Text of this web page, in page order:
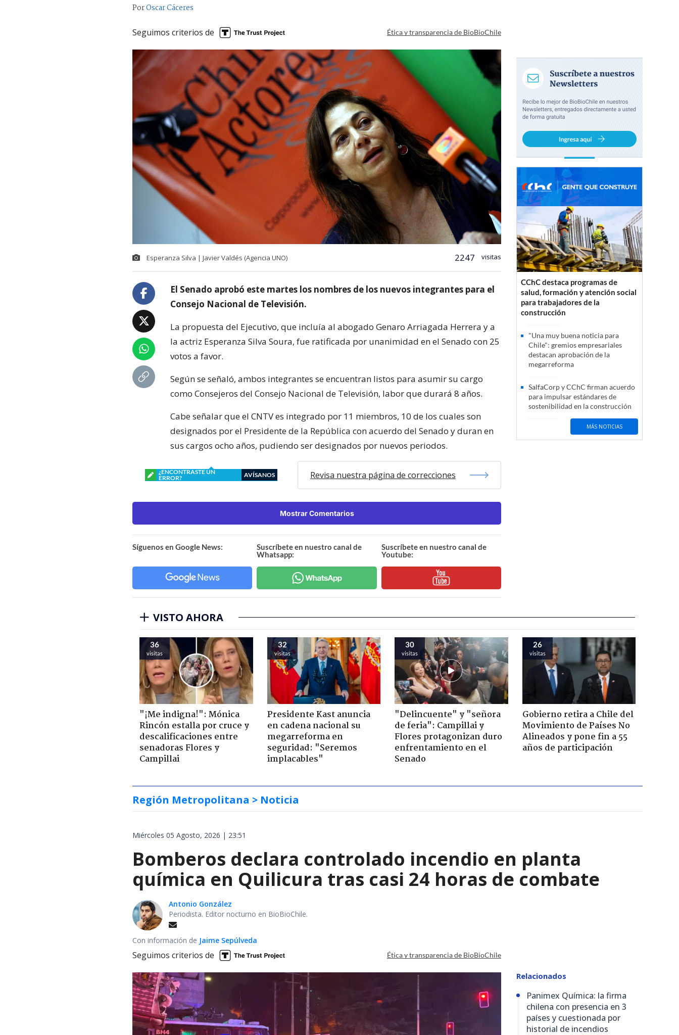
PorOscar Cáceres
Seguimos criterios de Ética y transparencia de BioBioChile
Esperanza Silva | Javier Valdés (Agencia UNO) 2247 visitas
El Senado aprobó este martes los nombres de los nuevos integrantes para el
Consejo Nacional de Televisión.
La propuesta del Ejecutivo, que incluía al abogado Genaro Arriagada Herrera y a
la actriz Esperanza Silva Soura, fue ratificada por unanimidad en el Senado con 25
votos a favor.
Según se señaló, ambos integrantes se encuentran listos para asumir su cargo
como Consejeros del Consejo Nacional de Televisión, labor que durará 8 años.
Cabe señalar que el CNTV es integrado por 11 miembros, 10 de los cuales son
designados por el Presidente de la República con acuerdo del Senado y duran en
sus cargos ocho años, pudiendo ser designados por nuevos periodos.
¿ENCONTRASTE UN
ERROR?
AVÍSANOS Revisa nuestra página de correcciones
Mostrar Comentarios
Síguenos en Google News:
Suscríbete en nuestro canal de
Whatsapp:
Suscríbete en nuestro canal de
Youtube:
CChC destaca programas de
salud, formación y atención social
para trabajadores de la
construcción
"Una muy buena noticia para
Chile": gremios empresariales
destacan aprobación de la
megarreforma
SalfaCorp y CChC firman acuerdo
para impulsar estándares de
sostenibilidad en la construcción
MÁS NOTICIAS
VISTO AHORA
36
visitas
"¡Me indigna!": Mónica
Rincón estalla por cruce y
descalificaciones entre
senadoras Flores y
Campillai
32
visitas
Presidente Kast anuncia
en cadena nacional su
megarreforma en
seguridad: "Seremos
implacables"
30
visitas
"Delincuente" y "señora
de feria": Campillai y
Flores protagonizan duro
enfrentamiento en el
Senado
26
visitas
Gobierno retira a Chile del
Movimiento de Países No
Alineados y pone fin a 55
años de participación
Región Metropolitana > Noticia
Miércoles 05 Agosto, 2026 | 23:51
Bomberos declara controlado incendio en planta
química en Quilicura tras casi 24 horas de combate
Antonio González
Periodista. Editor nocturno en BioBioChile.
Con información de Jaime Sepúlveda
Seguimos criterios de Ética y transparencia de BioBioChile
Relacionados
Panimex Química: la firma
chilena con presencia en 3
países y cuestionada por
historial de incendios